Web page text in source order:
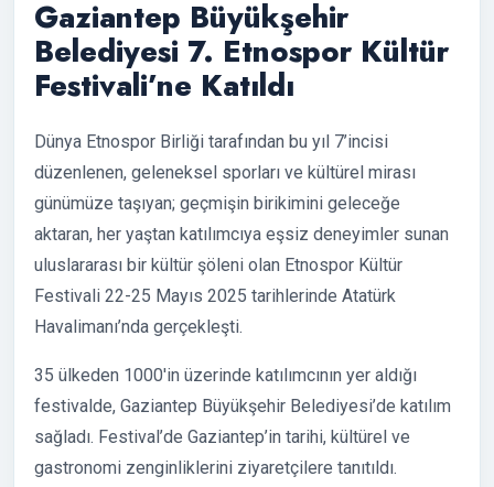
Gaziantep Büyükşehir
Belediyesi 7. Etnospor Kültür
Festivali’ne Katıldı
Dünya Etnospor Birliği tarafından bu yıl 7’incisi
düzenlenen, geleneksel sporları ve kültürel mirası
günümüze taşıyan; geçmişin birikimini geleceğe
aktaran, her yaştan katılımcıya eşsiz deneyimler sunan
uluslararası bir kültür şöleni olan Etnospor Kültür
Festivali 22-25 Mayıs 2025 tarihlerinde Atatürk
Havalimanı’nda gerçekleşti.
35 ülkeden 1000'in üzerinde katılımcının yer aldığı
festivalde, Gaziantep Büyükşehir Belediyesi’de katılım
sağladı. Festival’de Gaziantep’in tarihi, kültürel ve
gastronomi zenginliklerini ziyaretçilere tanıtıldı.